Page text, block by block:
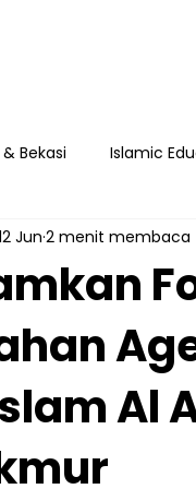
Bekasi Islamic
13 Rawamangun YAPI
SMAIA 33 Jatimakmur
Al
Jun 2 menit membaca